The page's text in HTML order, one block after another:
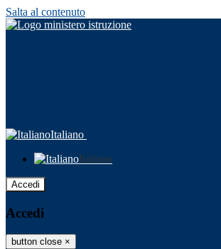
Salta al contenuto
Italiano
Italiano
Accedi
Accedi
button close ×